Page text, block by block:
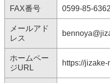
FAX番号 0599-85-6362
メールアド
レス
ホームペー
ジURL
https://jizake-